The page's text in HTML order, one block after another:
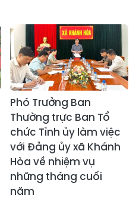
Phó Trưởng Ban
Thường trực Ban Tổ
chức Tỉnh ủy làm việc
với Đảng ủy xã Khánh
Hòa về nhiệm vụ
những tháng cuối
năm